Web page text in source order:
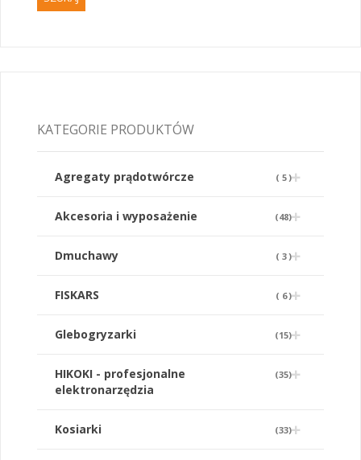
KATEGORIE PRODUKTÓW
Agregaty prądotwórcze ( 5)
Akcesoria i wyposażenie (48)
Dmuchawy ( 3)
FISKARS ( 6)
Glebogryzarki (15)
HIKOKI - profesjonalne
elektronarzędzia
(35)
Kosiarki (33)